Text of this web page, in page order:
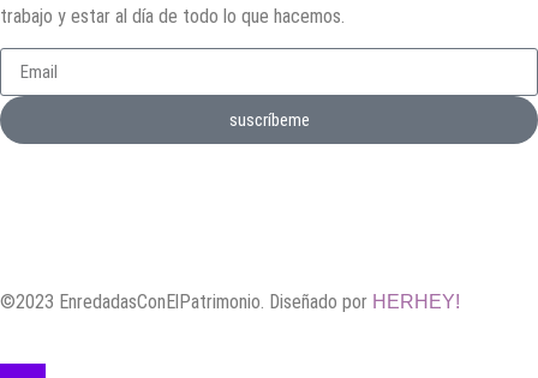
trabajo y estar al día de todo lo que hacemos.
suscríbeme
©2023 EnredadasConElPatrimonio. Diseñado por HERHEY!